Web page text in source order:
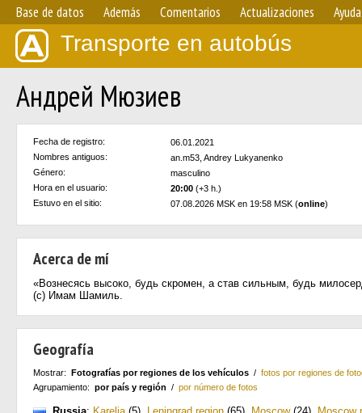
Base de datos Además Comentarios Actualizaciones Ayuda
Transporte en autobús
Андрей Мюзиев
Fecha de registro:
06.01.2021
Nombres antiguos:
an.m53, Andrey Lukyanenko
Género:
masculino
Hora en el usuario:
20:00 (+3 h.)
Estuvo en el sitio:
07.08.2026 MSK en 19:58 MSK (online)
Acerca de mí
«Вознесясь высоко, будь скромен, а став сильным, будь
(с) Имам Шамиль.
Geografía
Mostrar: Fotografías por regiones de los vehículos / fotos por regiones de
Agrupamiento: por país y región / por número de fotos